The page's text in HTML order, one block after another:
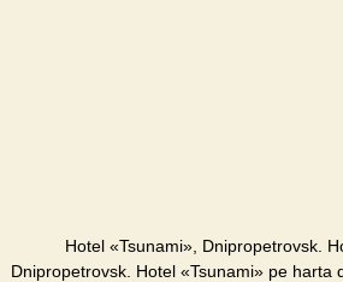
Hotel «Tsunami», Dnipropetrovsk.
Dnipropetrovsk. Hotel «Tsunami» pe harta